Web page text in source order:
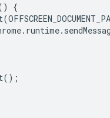
{
(
. runtime.
();